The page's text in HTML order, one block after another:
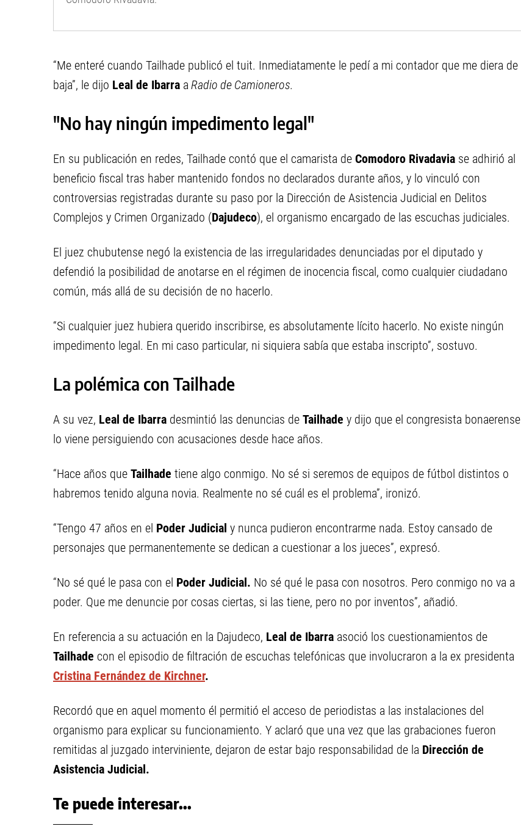
“Me enteré cuando Tailhade publicó el tuit. Inmediatamente le pedí a mi contador que me diera de
baja”, le dijo Leal de Ibarra aRadio de Camioneros.
"No hay ningún impedimento legal"
En su publicación en redes, Tailhade contó que el camarista de Comodoro Rivadavia se adhirió al
beneficio fiscal tras haber mantenido fondos no declarados durante años, y lo vinculó con
controversias registradas durante su paso por la Dirección de Asistencia Judicial en Delitos
Complejos y Crimen Organizado (Dajudeco), el organismo encargado de las escuchas judiciales.
El juez chubutense negó la existencia de las irregularidades denunciadas por el diputado y
defendió la posibilidad de anotarse en el régimen de inocencia fiscal, como cualquier ciudadano
común, más allá de su decisión de no hacerlo.
“Si cualquier juez hubiera querido inscribirse, es absolutamente lícito hacerlo. No existe ningún
impedimento legal. En mi caso particular, ni siquiera sabía que estaba inscripto”, sostuvo.
La polémica con Tailhade
A su vez, Leal de Ibarra desmintió las denuncias de Tailhade y dijo que el congresista bonaerense
lo viene persiguiendo con acusaciones desde hace años.
“Hace años que Tailhade tiene algo conmigo. No sé si seremos de equipos de fútbol distintos o
habremos tenido alguna novia. Realmente no sé cuál es el problema”, ironizó.
“Tengo 47 años en el Poder Judicial y nunca pudieron encontrarme nada. Estoy cansado de
personajes que permanentemente se dedican a cuestionar a los jueces”, expresó.
“No sé qué le pasa con el Poder Judicial. No sé qué le pasa con nosotros. Pero conmigo no va a
poder. Que me denuncie por cosas ciertas, si las tiene, pero no por inventos”, añadió.
En referencia a su actuación en la Dajudeco, Leal de Ibarra asoció los cuestionamientos de
Tailhade con el episodio de filtración de escuchas telefónicas que involucraron a la ex presidenta
Cristina Fernández de Kirchner.
Recordó que en aquel momento él permitió el acceso de periodistas a las instalaciones del
organismo para explicar su funcionamiento. Y aclaró que una vez que las grabaciones fueron
remitidas al juzgado interviniente, dejaron de estar bajo responsabilidad de la Dirección de
Asistencia Judicial.
Te puede interesar...